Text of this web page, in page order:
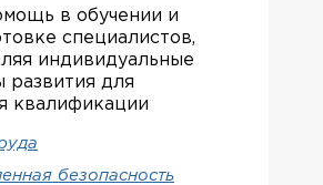
в обучении и
специалистов,
индивидуальные
развития для
квалификации
безопасность